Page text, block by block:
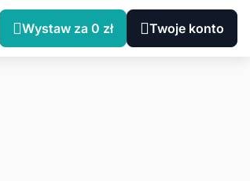
Wystaw za 0 zł Twoje konto